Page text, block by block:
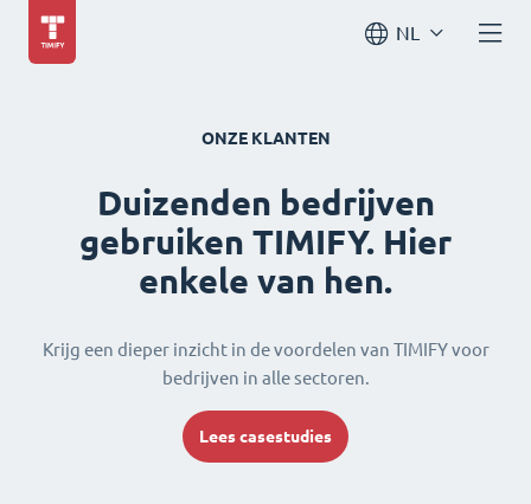
NL
ONZE KLANTEN
Duizenden bedrijven
gebruiken TIMIFY. Hier
enkele van hen.
Krijg een dieper inzicht in de voordelen van TIMIFY voor
bedrijven in alle sectoren.
Lees casestudies